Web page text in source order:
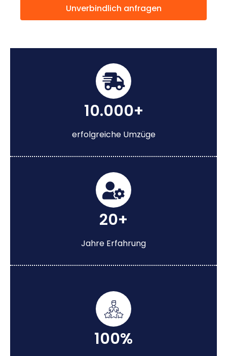
Unverbindlich anfragen
10.000+
erfolgreiche Umzüge
20+
Jahre Erfahrung
100%